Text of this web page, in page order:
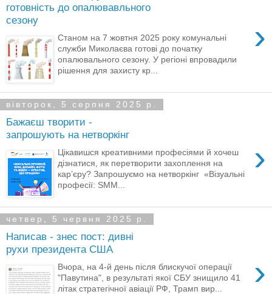
готовність до опалювавльного
сезону
›
Станом на 7 жовтня 2025 року комунальні
служби Миколаєва готові до початку
опалювального сезону. У регіоні впровадили
рішення для захисту кр...
вівторок, 5 серпня 2025 р.
Бажаєш творити -
запрошують на нетворкінг
›
Цікавишся креативними професіями й хочеш
дізнатися, як перетворити захоплення на
кар’єру? Запрошуємо на нетворкінг «Візуальні
професії: SMM...
четвер, 5 червня 2025 р.
Написав - знес пост: дивні
рухи президента США
›
Вчора, на 4-й день після блискучої операції
"Павутина", в результаті якої СБУ знищило 41
літак стратегічної авіації РФ, Трамп вир...